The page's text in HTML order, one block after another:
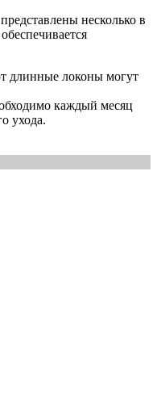
несколько в
длинные локоны могут
каждый месяц
ухода.